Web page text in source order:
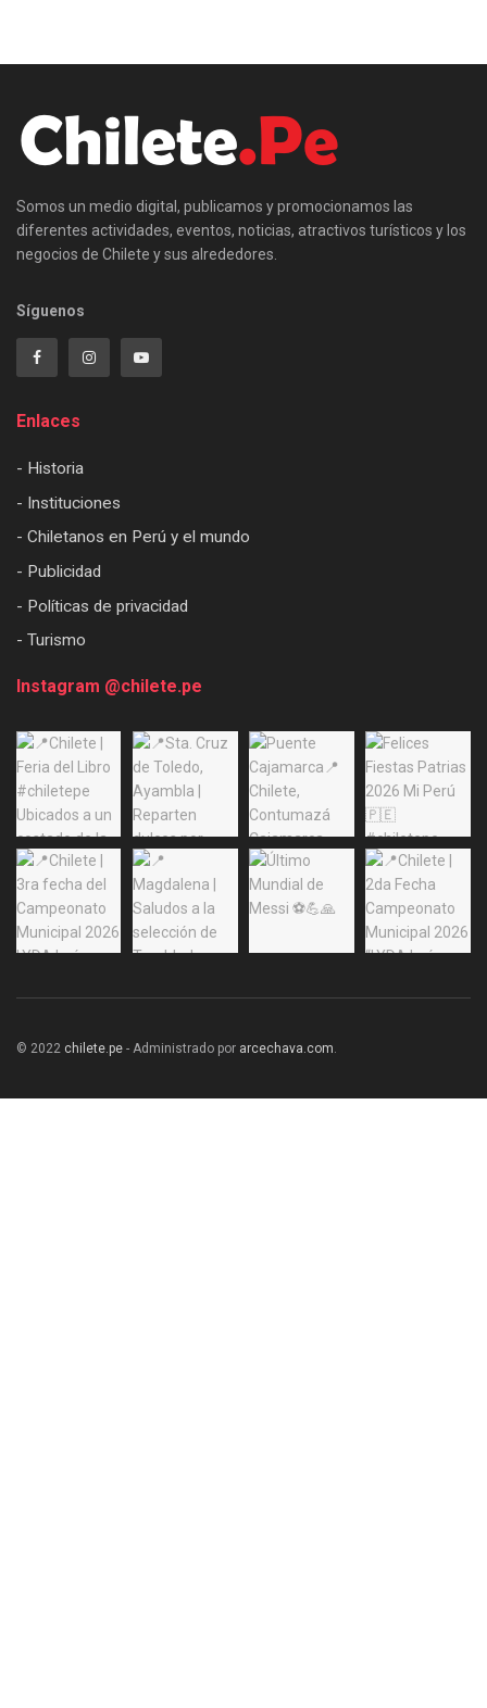
Somos un medio digital, publicamos y promocionamos las
diferentes actividades, eventos, noticias, atractivos turísticos y los
negocios de Chilete y sus alrededores.
Síguenos
Enlaces
- Historia
- Instituciones
- Chiletanos en Perú y el mundo
- Publicidad
- Políticas de privacidad
- Turismo
Instagram @chilete.pe
© 2022 chilete.pe - Administrado por arcechava.com